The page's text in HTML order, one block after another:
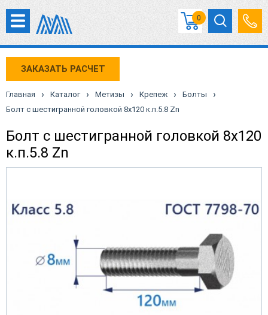
0
ЗАКАЗАТЬ РАСЧЕТ
Главная › Каталог › Метизы › Крепеж › Болты ›
Болт с шестигранной головкой 8х120 к.п.5.8 Zn
Болт с шестигранной головкой 8х120
к.п.5.8 Zn